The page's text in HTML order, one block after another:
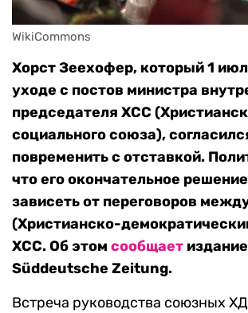
WikiCommons
Хорст Зеехофер, который 1
уходе с постов министра
председателя ХСС
социального союза),
повременить с отставкой.
что его окончательное
зависеть от переговоров
(Христианско-
ХСС. Об этом сообщает издание
Süddeutsche Zeitung.
Встреча руководства союзных